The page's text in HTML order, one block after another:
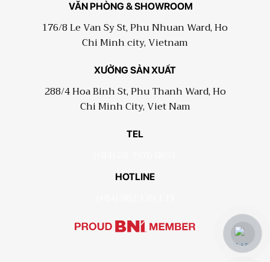
VĂN PHÒNG & SHOWROOM
176/8 Le Van Sy St, Phu Nhuan Ward, Ho
Chi Minh city, Vietnam
XƯỞNG SẢN XUẤT
288/4 Hoa Binh St, Phu Thanh Ward, Ho
Chi Minh City, Viet Nam
TEL
HOTLINE